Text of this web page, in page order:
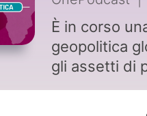
È in corso
geopolitica
gli assetti di
mondo. Il
rivista